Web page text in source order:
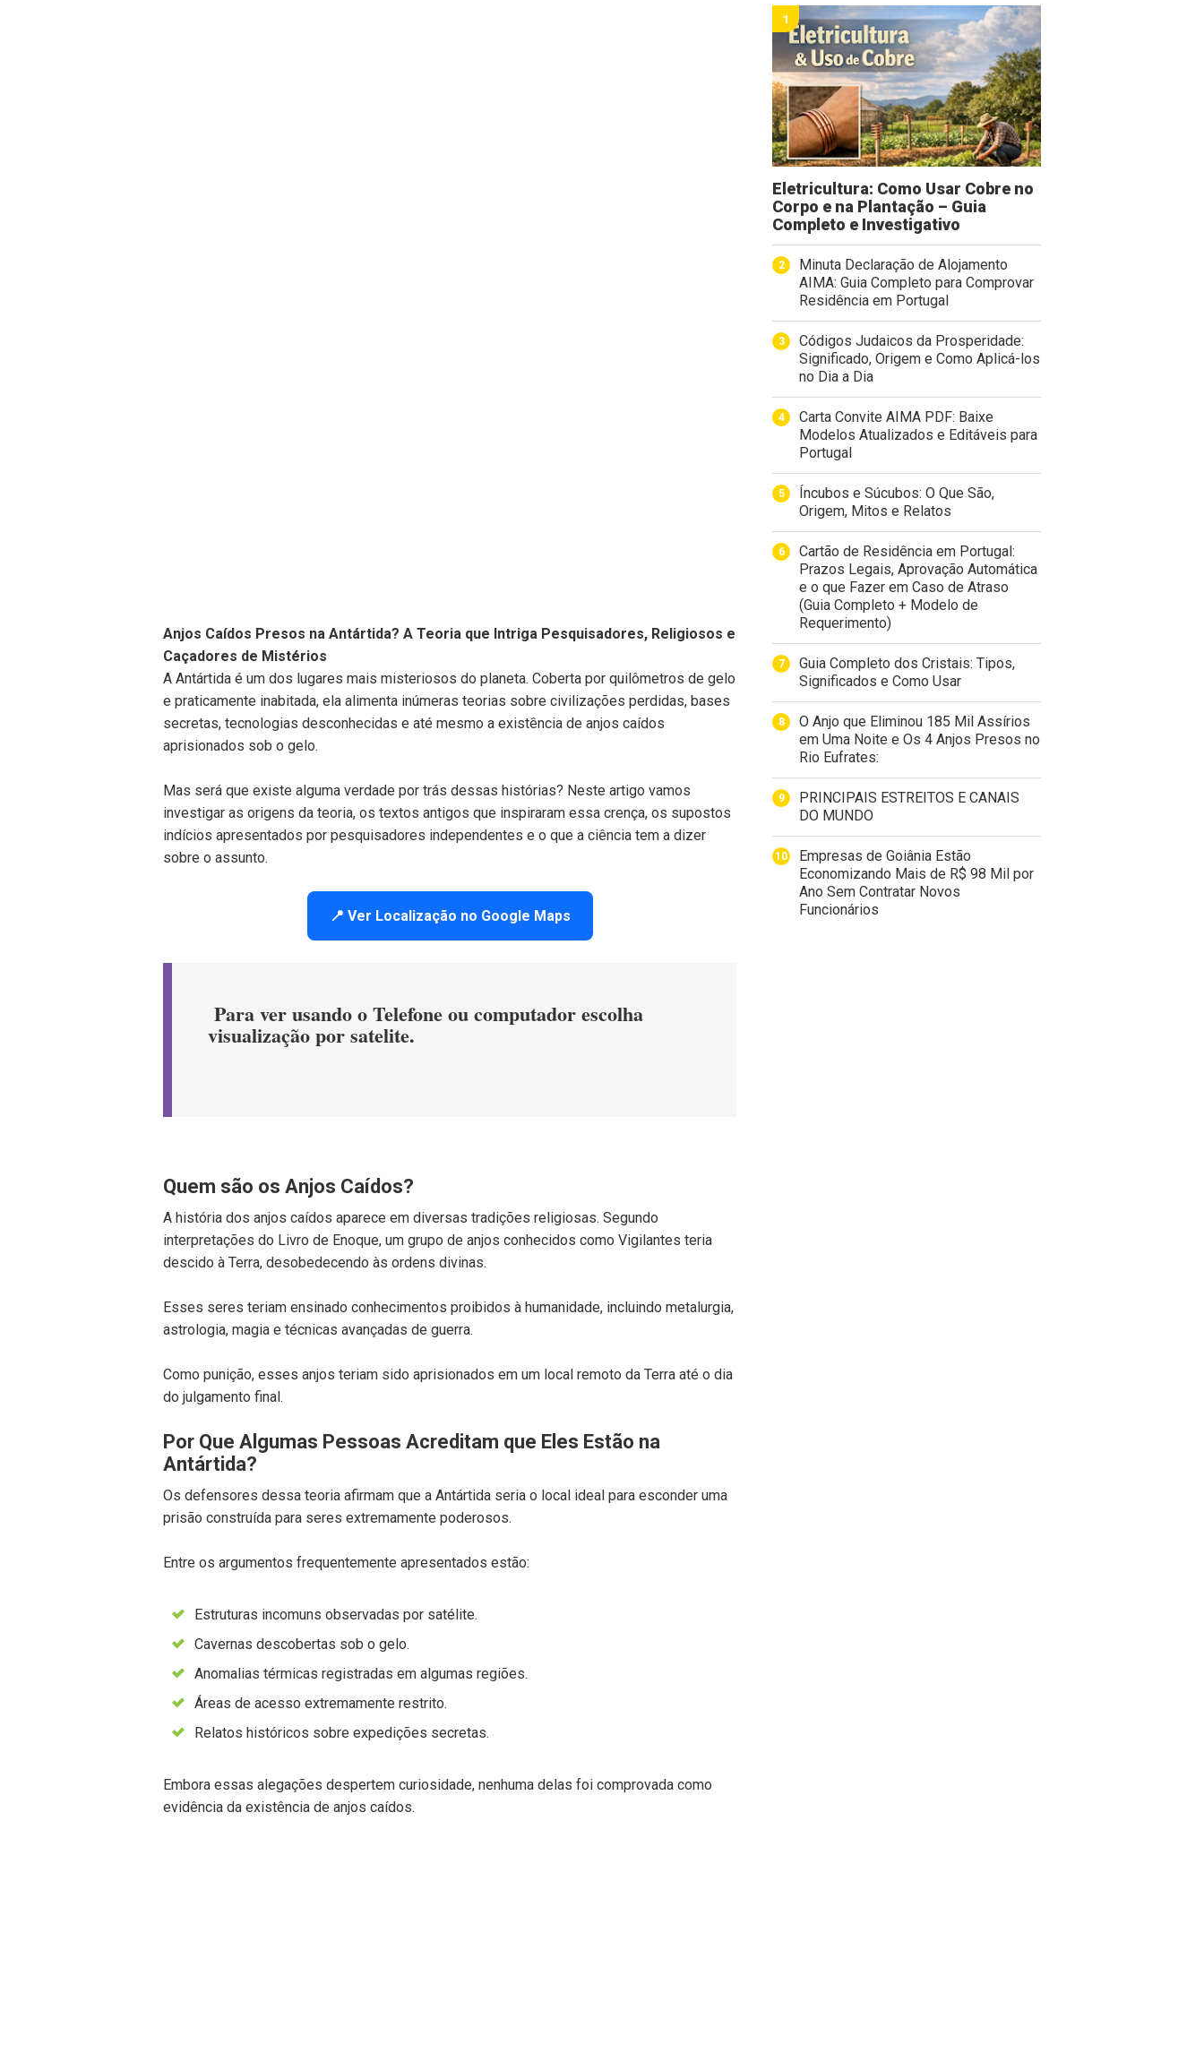
Anjos Caídos Presos na Antártida? A Teoria que Intriga Pesquisadores, Religiosos e
Caçadores de Mistérios
A Antártida é um dos lugares mais misteriosos do planeta. Coberta por quilômetros de gelo
e praticamente inabitada, ela alimenta inúmeras teorias sobre civilizações perdidas, bases
secretas, tecnologias desconhecidas e até mesmo a existência de anjos caídos
aprisionados sob o gelo.
Mas será que existe alguma verdade por trás dessas histórias? Neste artigo vamos
investigar as origens da teoria, os textos antigos que inspiraram essa crença, os supostos
indícios apresentados por pesquisadores independentes e o que a ciência tem a dizer
sobre o assunto.
📍 Ver Localização no Google Maps
Para ver usando o Telefone ou computador escolha
visualização por satelite.
Quem são os Anjos Caídos?
A história dos anjos caídos aparece em diversas tradições religiosas. Segundo
interpretações do Livro de Enoque, um grupo de anjos conhecidos como Vigilantes teria
descido à Terra, desobedecendo às ordens divinas.
Esses seres teriam ensinado conhecimentos proibidos à humanidade, incluindo metalurgia,
astrologia, magia e técnicas avançadas de guerra.
Como punição, esses anjos teriam sido aprisionados em um local remoto da Terra até o dia
do julgamento final.
Por Que Algumas Pessoas Acreditam que Eles Estão na
Antártida?
Os defensores dessa teoria afirmam que a Antártida seria o local ideal para esconder uma
prisão construída para seres extremamente poderosos.
Entre os argumentos frequentemente apresentados estão:
Estruturas incomuns observadas por satélite.
Cavernas descobertas sob o gelo.
Anomalias térmicas registradas em algumas regiões.
Áreas de acesso extremamente restrito.
Relatos históricos sobre expedições secretas.
Embora essas alegações despertem curiosidade, nenhuma delas foi comprovada como
evidência da existência de anjos caídos.
Eletricultura: Como Usar Cobre no
Corpo e na Plantação – Guia
Completo e Investigativo
Minuta Declaração de Alojamento
AIMA: Guia Completo para Comprovar
Residência em Portugal
Códigos Judaicos da Prosperidade:
Significado, Origem e Como Aplicá-los
no Dia a Dia
Carta Convite AIMA PDF: Baixe
Modelos Atualizados e Editáveis para
Portugal
Íncubos e Súcubos: O Que São,
Origem, Mitos e Relatos
Cartão de Residência em Portugal:
Prazos Legais, Aprovação Automática
e o que Fazer em Caso de Atraso
(Guia Completo + Modelo de
Requerimento)
Guia Completo dos Cristais: Tipos,
Significados e Como Usar
O Anjo que Eliminou 185 Mil Assírios
em Uma Noite e Os 4 Anjos Presos no
Rio Eufrates:
PRINCIPAIS ESTREITOS E CANAIS
DO MUNDO
Empresas de Goiânia Estão
Economizando Mais de R$ 98 Mil por
Ano Sem Contratar Novos
Funcionários